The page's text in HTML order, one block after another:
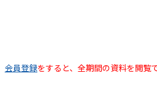
会員登録をすると、全期間の資料を閲覧